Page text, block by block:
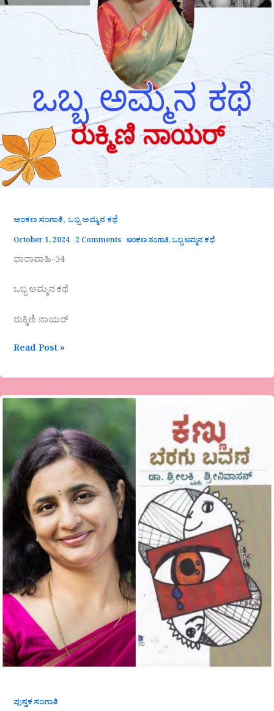
ಅಂಕಣ ಸಂಗಾತಿ, ಒಬ್ಬ ಅಮ್ಮನ ಕಥೆ
October 1, 2024 2 Comments ಅಂಕಣ ಸಂಗಾತಿ,ಒಬ್ಬ ಅಮ್ಮನ ಕಥೆ
ಧಾರಾವಾಹಿ-54
ಒಬ್ಬ ಅಮ್ಮನ ಕಥೆ
ರುಕ್ಮಿಣಿ ನಾಯರ್
Read Post »
ಪುಸ್ತಕ ಸಂಗಾತಿ
ಡಾ.
ಶ್ರೀಲಕ್ಷ್ಮಿ
ಶ್ರೀನಿವಾಸನ್
ಅವರ
ಕೃತಿ
‘ಕಣ್ಣು
ಬೆರಗು
ಬವಣೆ’
ಒಂದು
ಪರಿಚಯ
ಬಿ.ಎಸ್.ಶ್ರೀನಿವಾಸ್
ಅವರಿಂದ